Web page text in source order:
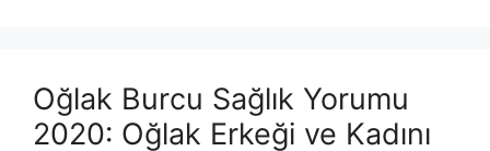
Oğlak Burcu Sağlık Yorumu
2020: Oğlak Erkeği ve Kadını